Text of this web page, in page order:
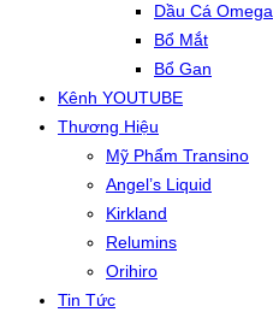
Dầu Cá Omega
Bổ Mắt
Bổ Gan
Kênh YOUTUBE
Thương Hiệu
Mỹ Phẩm Transino
Angel’s Liquid
Kirkland
Relumins
Orihiro
Tin Tức